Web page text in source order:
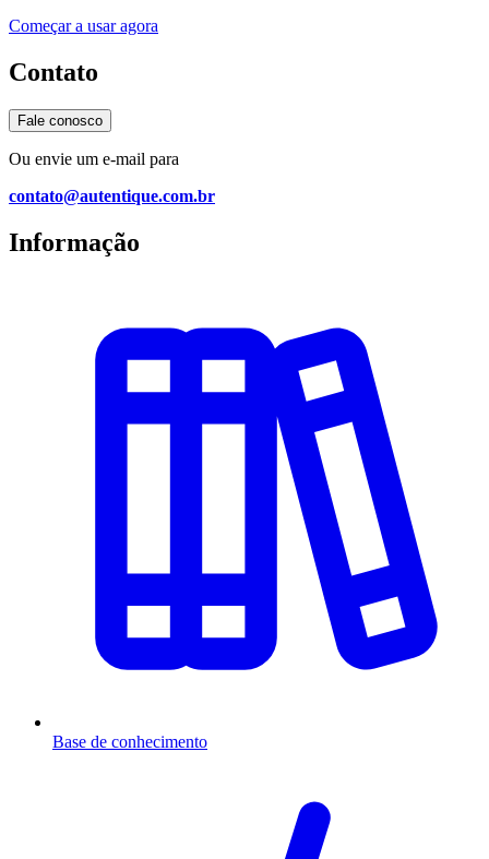
Começar a usar agora
Contato
Fale conosco
Ou envie um e-mail para
contato@autentique.com.br
Informação
Base de conhecimento